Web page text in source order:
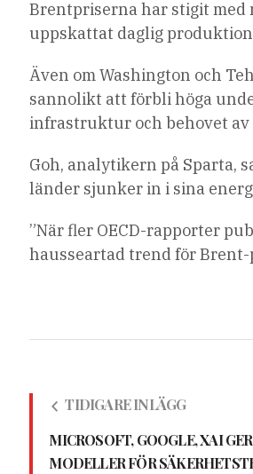
Brentpriserna har stigit med
uppskattat daglig
Även om Washington och
sannolikt att förbli höga
infrastruktur och behovet
Goh, analytikern på Sparta,
länder sjunker in i sina
”När fler OECD-rapporter
hausseartad trend för Brent-
TIDIGARE INLÄGG
MICROSOFT, GOOGLE, XAI
MODELLER FÖR